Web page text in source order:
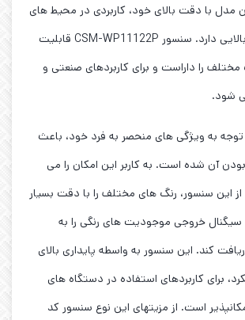
مدل با دقت بالای خود، کاربردی در محیط های
با رطوبت و دمای بالایی دارد. سنسور CSM-WP11122P قابلیت
100 رنگ مختلف را داراست و برای کاربردهای صنعتی و
شود.
به ویژگی های منحصر به فرد خود، باعث
آن شده است. به کاربر این امکان را می
از این سنسور، رنگ های مختلف را با دقت بسیار
سیگنال خروجی موجودیت های رنگی را به
کند. این سنسور به واسطه پایداری بالای
برای کاربردهای استفاده در دستگاه های
است. از مزیتهای این نوع سنسور کد